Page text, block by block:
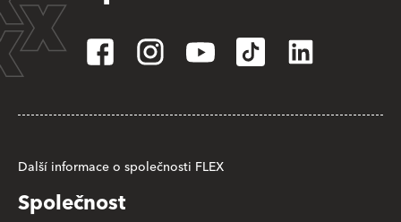
Další informace o společnosti FLEX
Společnost